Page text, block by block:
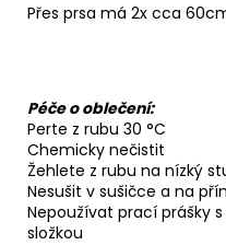
Přes prsa má 2x cca
Péče o oblečení:
Perte z rubu 30 °C
Chemicky nečistit
Žehlete z rubu na nízký
Nesušit v sušičce a na
Nepoužívat prací prášky
složkou